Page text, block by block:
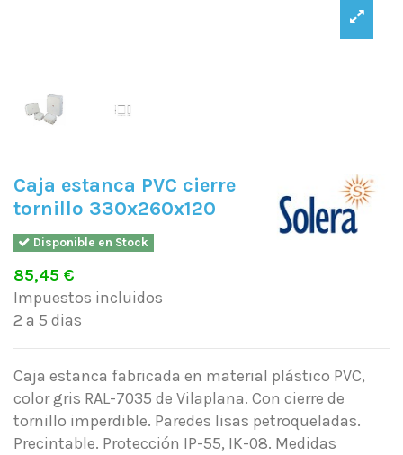
Caja estanca PVC cierre
tornillo 330x260x120
Disponible en Stock
85,45 €
Impuestos incluidos
2 a 5 dias
Caja estanca fabricada en material plástico PVC,
color gris RAL-7035 de Vilaplana. Con cierre de
tornillo imperdible. Paredes lisas petroqueladas.
Precintable. Protección IP-55, IK-08. Medidas